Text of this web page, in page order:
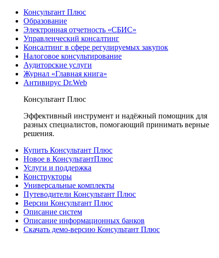
Консультант Плюс
Образование
Электронная отчетность «СБИС»
Управленческий консалтинг
Консалтинг в сфере регулируемых закупок
Налоговое консультирование
Аудиторские услуги
Журнал «Главная книга»
Антивирус Dr.Web
Консультант Плюс
Эффективный инструмент и надёжный помощник для
разных специалистов, помогающий принимать верные
решения.
Купить Консультант Плюс
Новое в КонсультантПлюс
Услуги и поддержка
Конструкторы
Универсальные комплекты
Путеводители Консультант Плюс
Версии Консультант Плюс
Описание систем
Описание информационных банков
Скачать демо-версию Консультант Плюс